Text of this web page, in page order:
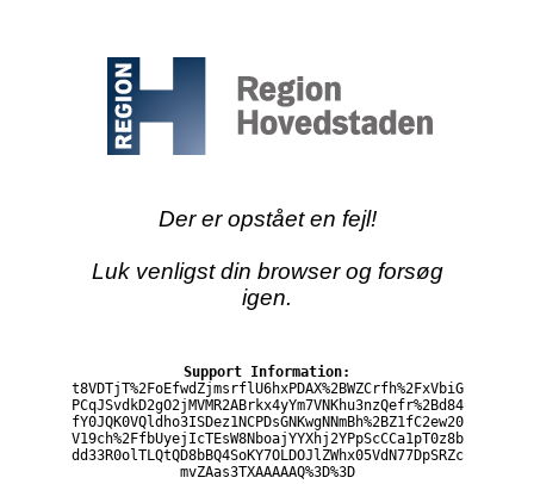
Der er opstået en fejl!
Luk venligst din browser og forsøg
igen.
Support Information:
t8VDTjT%2FoEfwdZjmsrflU6hxPDAX%2BWZCrfh%2FxVbiG
PCqJSvdkD2gO2jMVMR2ABrkx4yYm7VNKhu3nzQefr%2Bd84
fY0JQK0VQldho3ISDez1NCPDsGNKwgNNmBh%2BZ1fC2ew20
V19ch%2FfbUyejIcTEsW8NboajYYXhj2YPpScCCa1pT0z8b
dd33R0olTLQtQD8bBQ4SoKY7OLDOJlZWhx05VdN77DpSRZc
mvZAas3TXAAAAAQ%3D%3D